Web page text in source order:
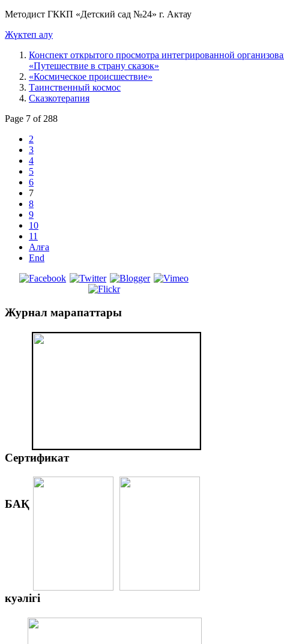
Методист ГККП «Детский сад №24» г. Актау
Жүктеп алу
Конспект открытого просмотра интегрированной
«Путешествие в страну сказок»
«Космическое происшествие»
Таинственный космос
Сказкотерапия
Page 7 of 288
2
3
4
5
6
7
8
9
10
11
Алға
End
Журнал марапаттары
Сертификат
БАҚ
куәлігі